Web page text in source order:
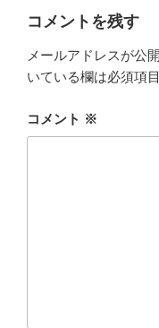
コメントを残す
メールアドレスが公
いている欄は必須項
コメント ※